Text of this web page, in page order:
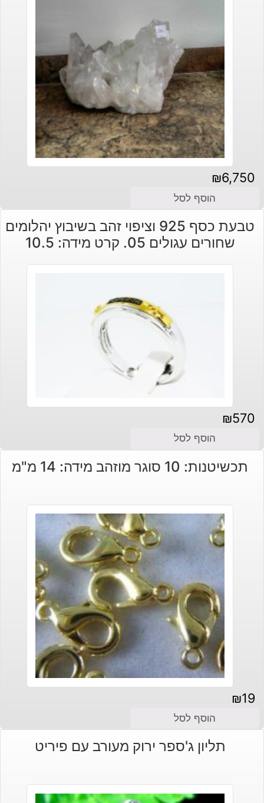
₪6,750
הוסף לסל
טבעת כסף 925 וציפוי זהב בשיבוץ יהלומים
שחורים עגולים 05. קרט מידה: 10.5
₪570
הוסף לסל
תכשיטנות: 10 סוגר מוזהב מידה: 14 מ"מ
₪19
הוסף לסל
תליון ג'ספר ירוק מעורב עם פיריט